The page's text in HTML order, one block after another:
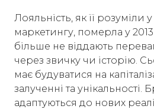
Лояльність, як її розуміли
маркетингу, померла у
більше не віддають
через звичку чи історію.
має будуватися на
залученні та унікальності.
адаптуються до нових